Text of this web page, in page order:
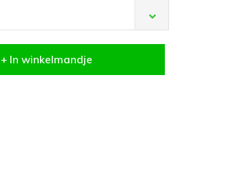
+ In winkelmandje